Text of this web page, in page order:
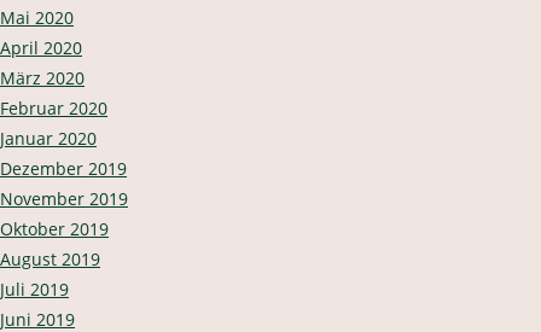
Mai 2020
April 2020
März 2020
Februar 2020
Januar 2020
Dezember 2019
November 2019
Oktober 2019
August 2019
Juli 2019
Juni 2019